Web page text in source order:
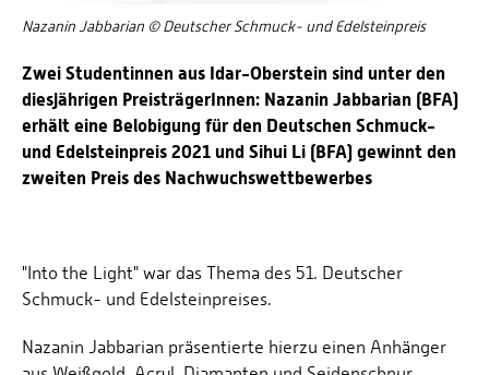
Nazanin Jabbarian © Deutscher Schmuck- und Edelsteinpreis
Zwei Studentinnen aus Idar-Oberstein sind unter den
diesjährigen PreisträgerInnen: Nazanin Jabbarian (BFA)
erhält eine Belobigung für den Deutschen Schmuck-
und Edelsteinpreis 2021 und Sihui Li (BFA) gewinnt den
zweiten Preis des Nachwuchswettbewerbes
"Into the Light" war das Thema des 51. Deutscher
Schmuck- und Edelsteinpreises.
Nazanin Jabbarian präsentierte hierzu einen Anhänger